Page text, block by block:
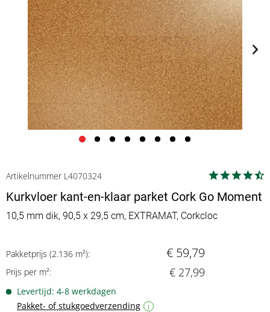
Artikelnummer L4070324
Kurkvloer kant-en-klaar parket Cork Go Moment
10,5 mm dik, 90,5 x 29,5 cm, EXTRAMAT, Corkcloc
Pakketprijs (2.136 m²): € 59,79
Prijs per m²: € 27,99
Levertijd: 4-8 werkdagen
Pakket- of stukgoedverzending
i